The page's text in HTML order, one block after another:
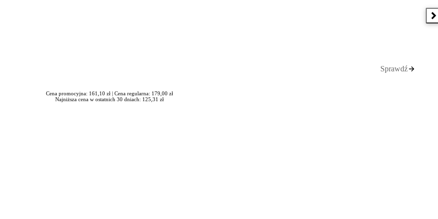
Sprawdź
Cena promocyjna: 161,10 zł | Cena regularna: 179,00 zł
Najniższa cena w ostatnich 30 dniach: 125,31 zł